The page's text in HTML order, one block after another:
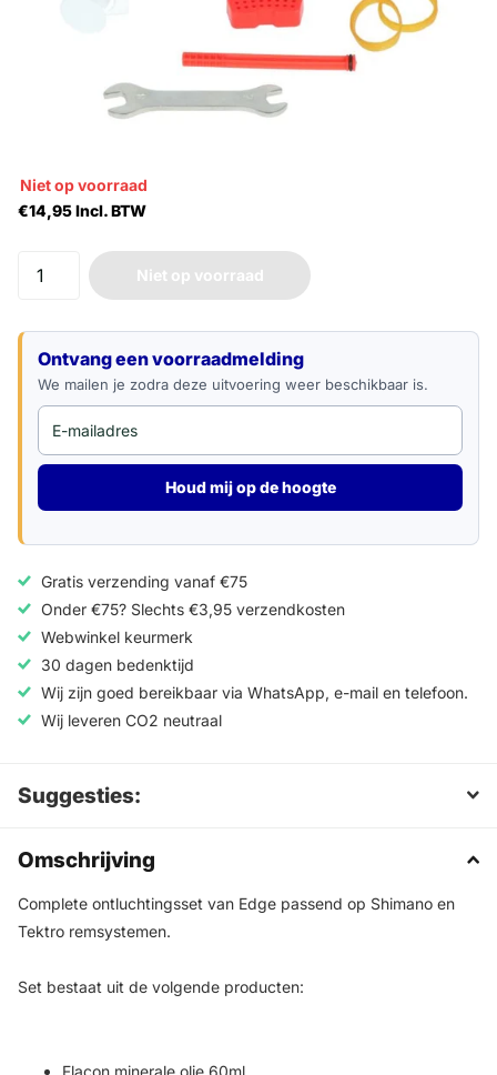
Niet op voorraad
€14,95 Incl. BTW
Niet op voorraad
Ontvang een voorraadmelding
We mailen je zodra deze uitvoering weer beschikbaar is.
E-mailadres
Houd mij op de hoogte
Gratis verzending vanaf €75
Onder €75? Slechts €3,95 verzendkosten
Webwinkel keurmerk
30 dagen bedenktijd
Wij zijn goed bereikbaar via WhatsApp, e-mail en telefoon.
Wij leveren CO2 neutraal
Suggesties:
Omschrijving
Complete ontluchtingsset van Edge passend op Shimano en
Tektro remsystemen.
Set bestaat uit de volgende producten:
Flacon minerale olie 60ml